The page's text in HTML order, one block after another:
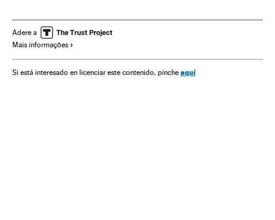
América Economia Indústria
Justiça
Odebrecht Pedro Pablo Kuczynski Peru Subornos
Adere a
Mais informações
Si está interesado en licenciar este contenido, pinche aquí